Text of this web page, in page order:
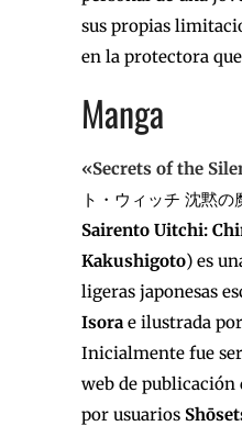
sus propias
en la protectora
Manga
«Secrets of the
ト・ウィッチ 沈黙
Sairento Uitchi:
Kakushigoto) es
ligeras japonesas
Isora e ilustrada por
Inicialmente fue
web de publicación
por usuarios